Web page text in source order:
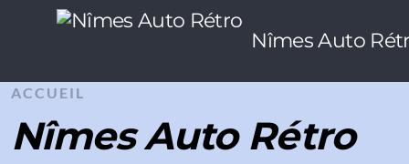
Nîmes Auto
ACCUEIL
Nîmes Auto Rétro